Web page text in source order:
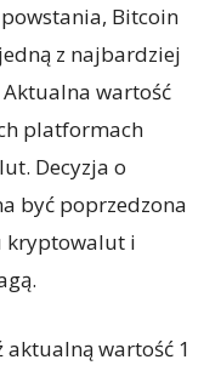
Bitcoin
z najbardziej
wartość
platformach
Decyzja o
być poprzedzona
kryptowalut i
aktualną wartość 1